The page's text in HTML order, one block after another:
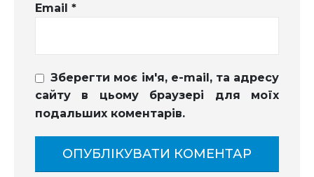
Email *
Зберегти моє ім'я, e-mail, та адресу
сайту в цьому браузері для моїх
подальших коментарів.